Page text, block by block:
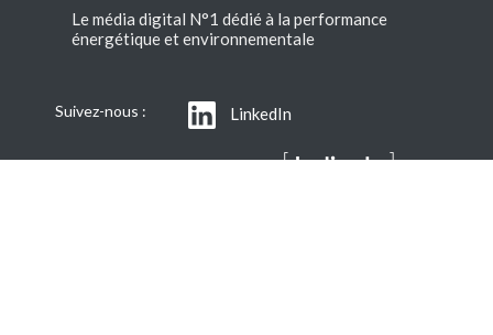
Le média digital N°1 dédié à la performance
énergétique et environnementale
Suivez-nous : LinkedIn